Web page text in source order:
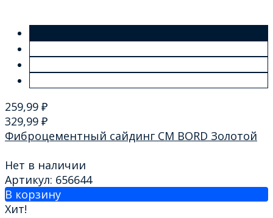
259,99 ₽
329,99 ₽
Фиброцементный сайдинг CM BORD Золотой
Нет в наличии
Артикул: 656644
В корзину
Хит!